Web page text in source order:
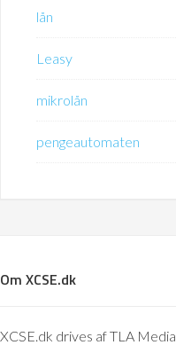
lån
Leasy
mikrolån
pengeautomaten
Om XCSE.dk
XCSE.dk drives af TLA Media